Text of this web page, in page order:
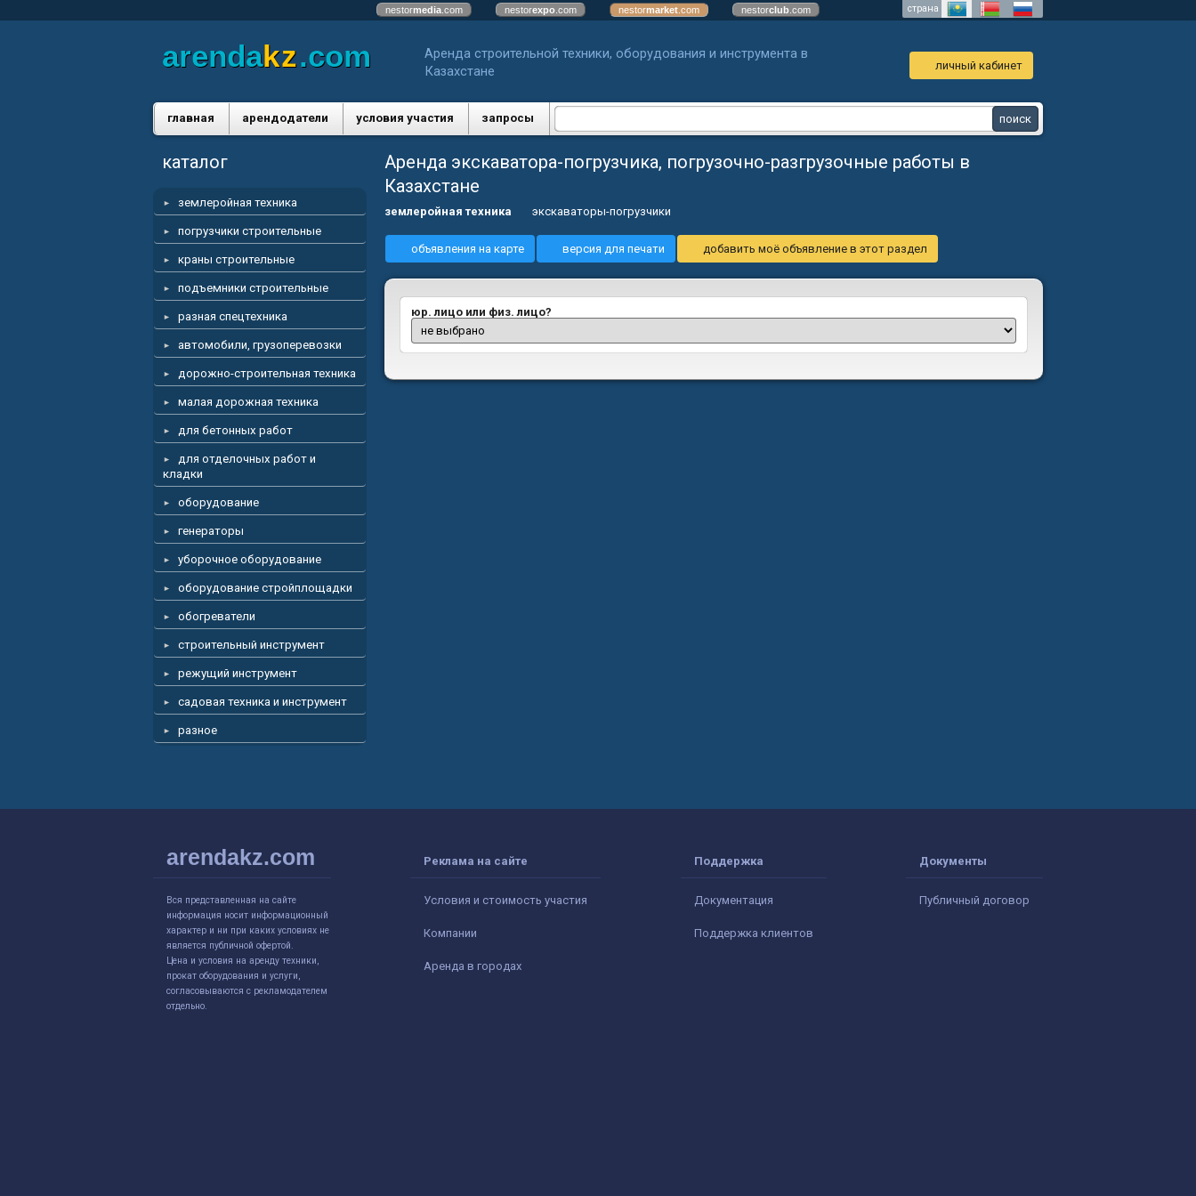
nestormedia .com nestorexpo .com nestormarket .com nestorclub .com страна
arendakz.com
Аренда строительной техники, оборудования и инструмента в
Казахстане
личный кабинет
главная арендодатели условия участия запросы
каталог
землеройная техника
погрузчики строительные
краны строительные
подъемники строительные
разная спецтехника
автомобили, грузоперевозки
дорожно-строительная техника
малая дорожная техника
для бетонных работ
для отделочных работ и
кладки
оборудование
генераторы
уборочное оборудование
оборудование стройплощадки
обогреватели
строительный инструмент
режущий инструмент
садовая техника и инструмент
разное
Аренда экскаватора-погрузчика, погрузочно-разгрузочные работы в
Казахстане
землеройная техника экскаваторы-погрузчики
объявления на карте версия для печати добавить моё объявление в этот раздел
юр. лицо или физ. лицо?
arendakz.com
Вся представленная на сайте
информация носит информационный
характер и ни при каких условиях не
является публичной офертой.
Цена и условия на аренду техники,
прокат оборудования и услуги,
согласовываются с рекламодателем
отдельно.
Реклама на сайте
Условия и стоимость участия
Компании
Аренда в городах
Поддержка
Документация
Поддержка клиентов
Документы
Публичный договор